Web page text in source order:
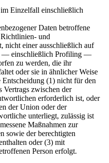
Einzelfall einschließlich
Daten betroffene
und
nicht einer ausschließlich auf
— einschließlich Profiling —
zu werden, die ihr
oder sie in ähnlicher Weise
(1) nicht für den
Vertrags zwischen der
erforderlich ist, oder
der Union oder der
unterliegt, zulässig ist
Maßnahmen zur
sowie der berechtigten
oder (3) mit
Person erfolgt.